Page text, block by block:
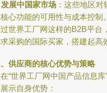
发展中国家市场 ：这些地区
心功能的可用性与成本控制。
世界工厂网这样的B2B平台
采购的国际买家，搭建起高
供应商的核心优势与策略
“世界工厂网中国产品信息
示自身优势：